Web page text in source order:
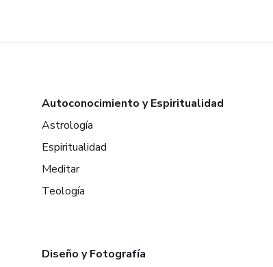
Autoconocimiento y Espiritualidad
Astrología
Espiritualidad
Meditar
Teología
Diseño y Fotografía